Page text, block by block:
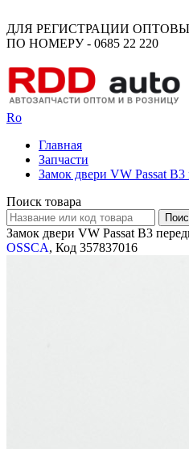
ДЛЯ РЕГИСТРАЦИИ
ПО НОМЕРУ - 0685 22 220
Ro
Главная
Запчасти
Замок двери VW Passat B3
Поиск товара
Замок двери VW Passat B3
OSSCA, Код 357837016